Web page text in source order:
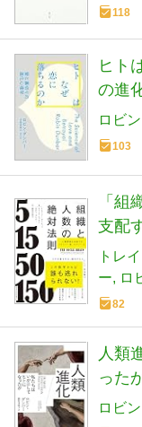
118
ヒト
の進
ロビ
103
「組
支配
トレ
ー
ロ
82
人類
った
ロビ